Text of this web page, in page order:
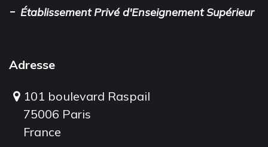
- Établissement Privé d'Enseignement Supérieur
Adresse
101 boulevard Raspail
75006 Paris
France